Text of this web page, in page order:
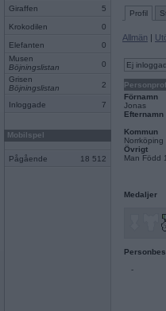
Giraffen 5
Krokodilen 0
Elefanten
0
Musen
Böjningslistan
0
Grisen
Böjningslistan
2
Inloggade 7
Mobilspel
Pågående 18 512
Profil
Allmän |
Ej
Förnamn
Jonas
Efternamn
Kommun
Norrköping
Övrigt
Man Född
Medaljer
-